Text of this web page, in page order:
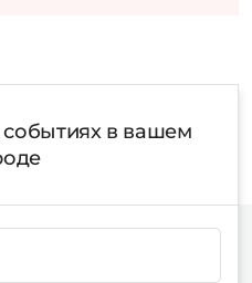
в вашем